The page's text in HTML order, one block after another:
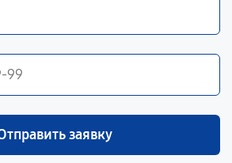
заявку